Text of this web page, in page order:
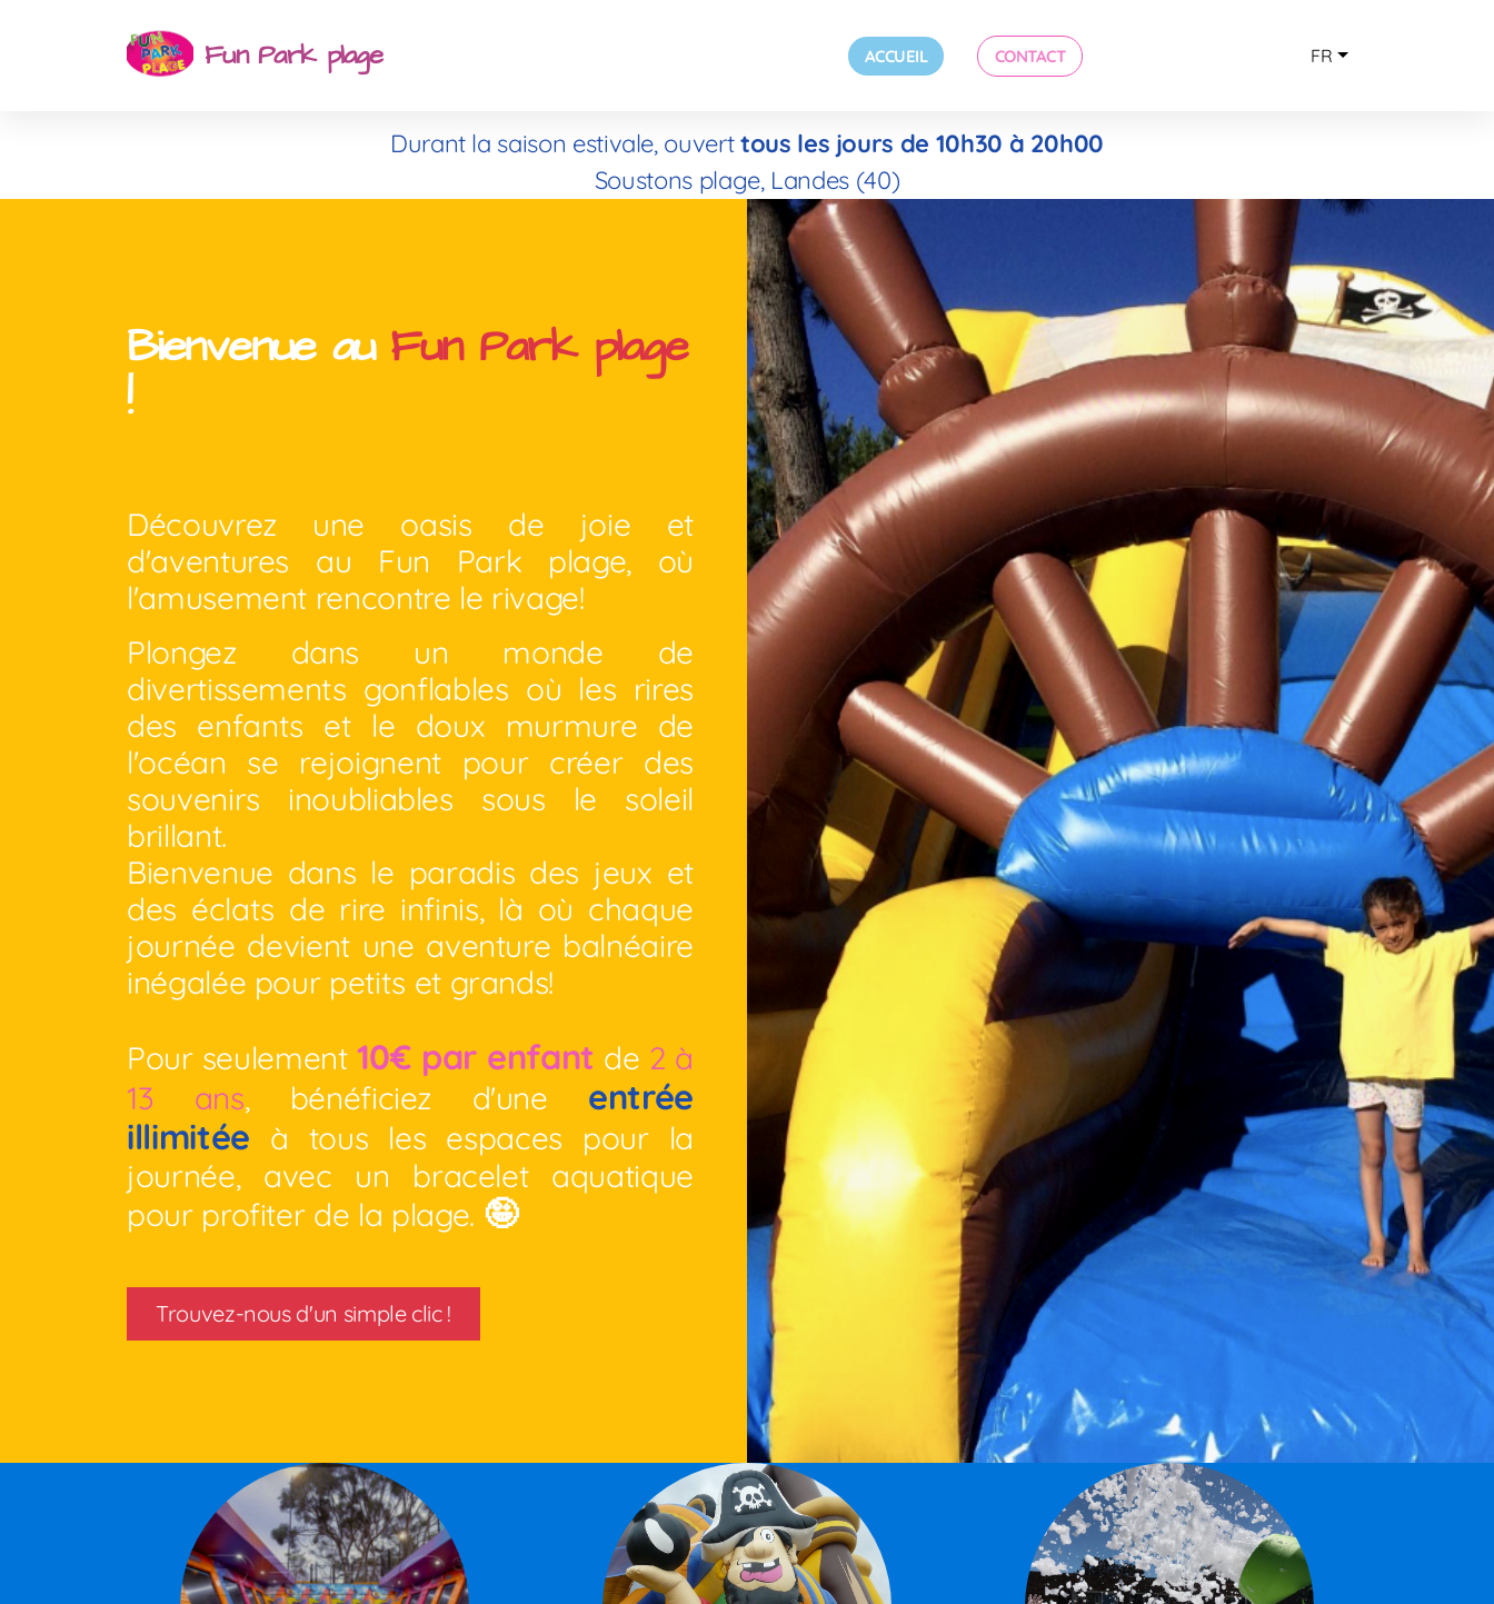
Fun Park plage ACCUEIL CONTACT FR
Durant la saison estivale, ouverttous les jours de 10h30 à 20h00
Soustons plage, Landes (40)
Bienvenue au Fun Park plage
!
Découvrez une oasis de joie et
d'aventures au Fun Park plage, où
l'amusement rencontre le rivage!
Plongez dans un monde de
divertissements gonflables où les rires
des enfants et le doux murmure de
l'océan se rejoignent pour créer des
souvenirs inoubliables sous le soleil
brillant.
Bienvenue dans le paradis des jeux et
des éclats de rire infinis, là où chaque
journée devient une aventure balnéaire
inégalée pour petits et grands!
Pour seulement 10€ par enfant de 2 à
13 ans, bénéficiez d'une entrée
illimitée à tous les espaces pour la
journée, avec un bracelet aquatique
pour profiter de la plage. 🤪
Trouvez-nous d'un simple clic !